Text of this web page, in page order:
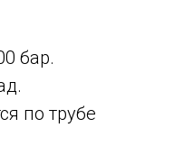
бар.
по трубе